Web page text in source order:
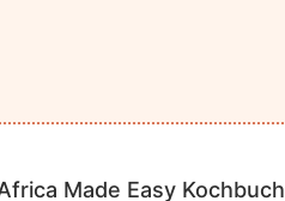
Made Easy Kochbuch